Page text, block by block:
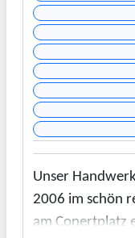
Unser
2006 im schön
am Conertplatz